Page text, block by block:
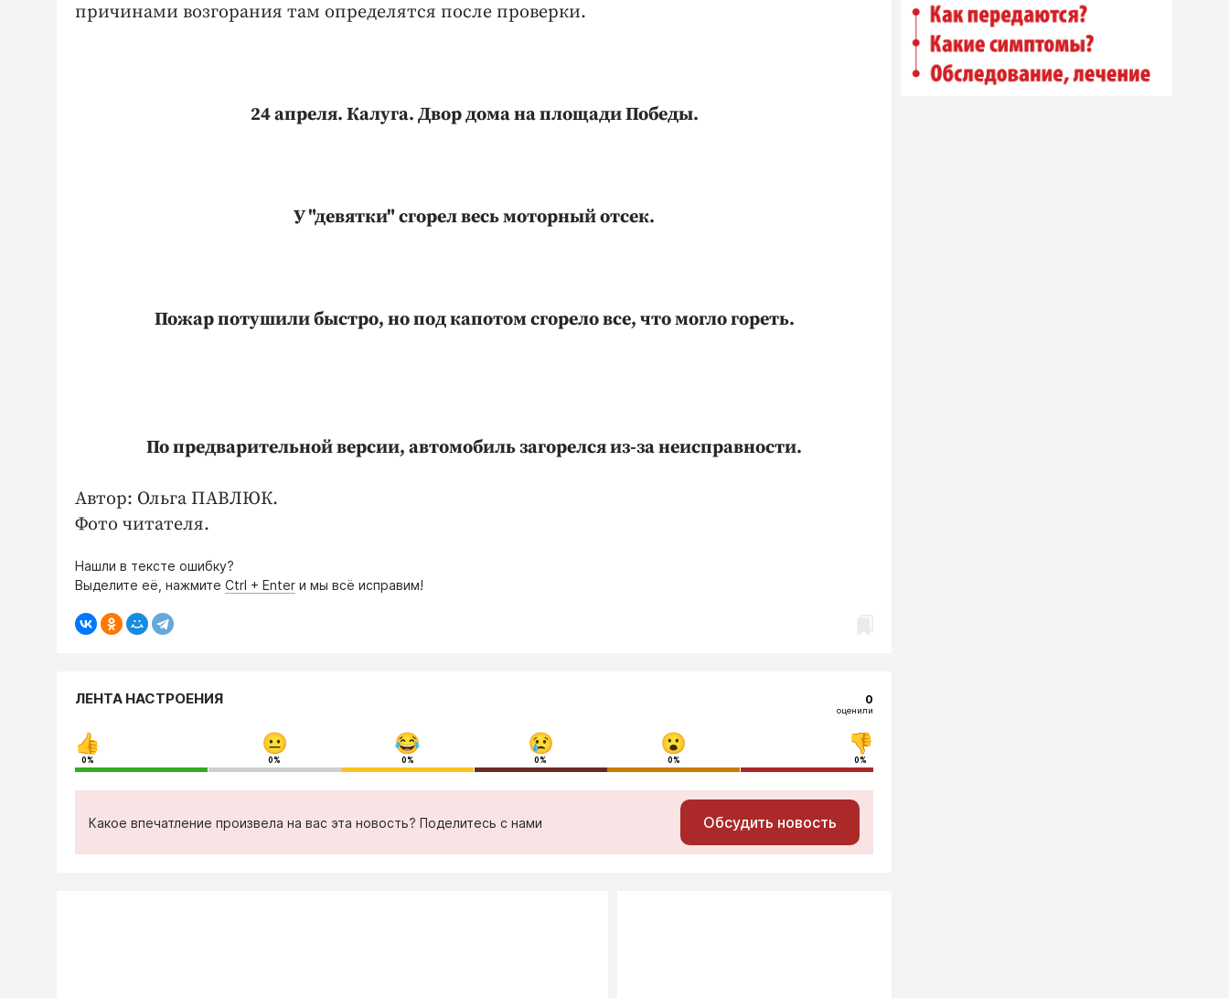
причинами возгорания там определятся после проверки.
24 апреля. Калуга. Двор дома на площади Победы.
У "девятки" сгорел весь моторный отсек.
Пожар потушили быстро, но под капотом сгорело все, что могло гореть.
По предварительной версии, автомобиль загорелся из-за неисправности.
Автор: Ольга ПАВЛЮК.
Фото читателя.
Нашли в тексте ошибку?
Выделите её, нажмите Ctrl + Enter и мы всё исправим!
ЛЕНТА НАСТРОЕНИЯ 0
оценили
0% 0% 0% 0% 0% 0%
Какое впечатление произвела на вас эта новость? Поделитесь с нами Обсудить новость